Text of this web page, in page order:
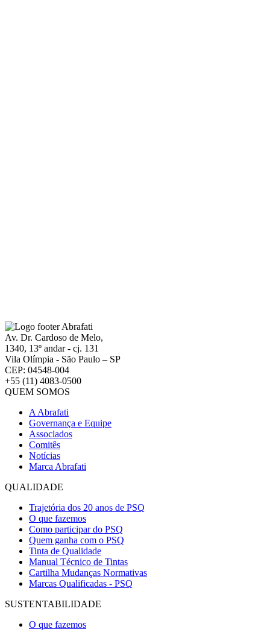
Av. Dr. Cardoso de Melo,
1340, 13º andar - cj. 131
Vila Olímpia - São Paulo – SP
CEP: 04548-004
+55 (11) 4083-0500
QUEM SOMOS
A Abrafati
Governança e Equipe
Associados
Comitês
Notícias
Marca Abrafati
QUALIDADE
Trajetória dos 20 anos de PSQ
O que fazemos
Como participar do PSQ
Quem ganha com o PSQ
Tinta de Qualidade
Manual Técnico de Tintas
Cartilha Mudanças Normativas
Marcas Qualificadas - PSQ
SUSTENTABILIDADE
O que fazemos